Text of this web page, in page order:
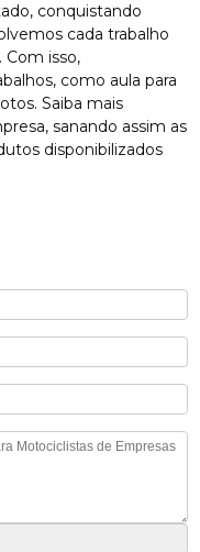
conquistando
cada trabalho
isso,
como aula para
Saiba mais
sanando assim as
disponibilizados